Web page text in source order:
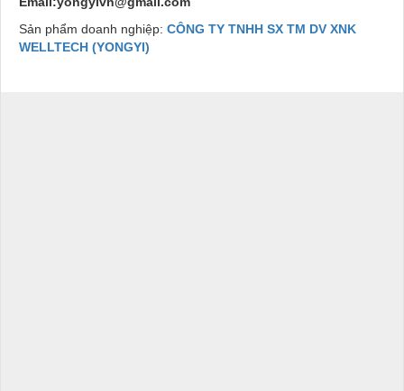
Sản phẩm doanh nghiệp: CÔNG TY TNHH SX TM DV XNK
WELLTECH (YONGYI)